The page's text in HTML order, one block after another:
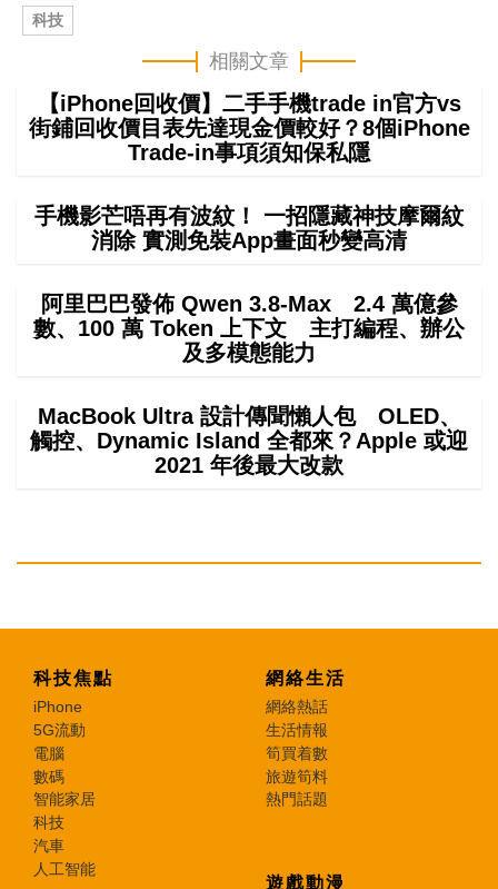
科技
相關文章
【iPhone回收價】二手手機trade in官方vs
街鋪回收價目表先達現金價較好？8個iPhone
Trade-in事項須知保私隱
手機影芒唔再有波紋！ 一招隱藏神技摩爾紋
消除 實測免裝App畫面秒變高清
阿里巴巴發佈 Qwen 3.8-Max 2.4 萬億參
數、100 萬 Token 上下文 主打編程、辦公
及多模態能力
MacBook Ultra 設計傳聞懶人包 OLED、
觸控、Dynamic Island 全都來？Apple 或迎
2021 年後最大改款
科技焦點
iPhone
5G流動
電腦
數碼
智能家居
科技
汽車
人工智能
網絡生活
網絡熱話
生活情報
筍買着數
旅遊筍料
熱門話題
遊戲動漫